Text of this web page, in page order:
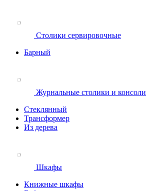
Столики сервировочные
Барный
Журнальные столики и консоли
Стеклянный
Трансформер
Из дерева
Шкафы
Книжные шкафы